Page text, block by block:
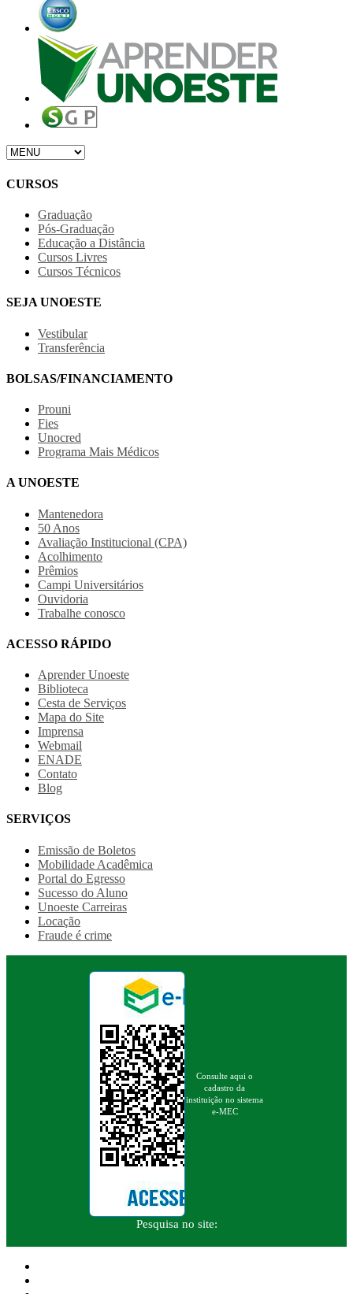
CURSOS
Graduação
Pós-Graduação
Educação a Distância
Cursos Livres
Cursos Técnicos
SEJA UNOESTE
Vestibular
Transferência
BOLSAS/FINANCIAMENTO
Prouni
Fies
Unocred
Programa Mais Médicos
A UNOESTE
Mantenedora
50 Anos
Avaliação Institucional (CPA)
Acolhimento
Prêmios
Campi Universitários
Ouvidoria
Trabalhe conosco
ACESSO RÁPIDO
Aprender Unoeste
Biblioteca
Cesta de Serviços
Mapa do Site
Imprensa
Webmail
ENADE
Contato
Blog
SERVIÇOS
Emissão de Boletos
Mobilidade Acadêmica
Portal do Egresso
Sucesso do Aluno
Unoeste Carreiras
Locação
Fraude é crime
Consulte aqui o
cadastro da
instituição no sistema
e-MEC
Pesquisa no site: